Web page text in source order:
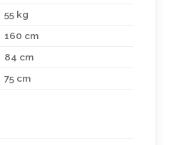
55 kg
160 cm
84 cm
75 cm